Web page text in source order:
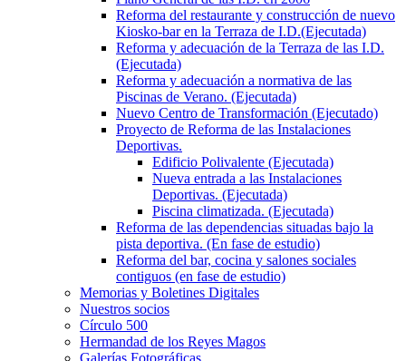
Reforma del restaurante y construcción de nuevo
Kiosko-bar en la Terraza de I.D.(Ejecutada)
Reforma y adecuación de la Terraza de las I.D.
(Ejecutada)
Reforma y adecuación a normativa de las
Piscinas de Verano. (Ejecutada)
Nuevo Centro de Transformación (Ejecutado)
Proyecto de Reforma de las Instalaciones
Deportivas.
Edificio Polivalente (Ejecutada)
Nueva entrada a las Instalaciones
Deportivas. (Ejecutada)
Piscina climatizada. (Ejecutada)
Reforma de las dependencias situadas bajo la
pista deportiva. (En fase de estudio)
Reforma del bar, cocina y salones sociales
contiguos (en fase de estudio)
Memorias y Boletines Digitales
Nuestros socios
Círculo 500
Hermandad de los Reyes Magos
Galerías Fotográficas